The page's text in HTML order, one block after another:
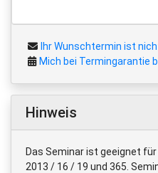
Ihr Wunschtermin ist
Mich bei Termingarantie
Hinweis
Das Seminar ist geeignet
2013 / 16 / 19 und 365.